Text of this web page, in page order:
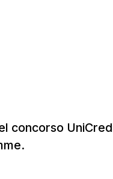
concorso